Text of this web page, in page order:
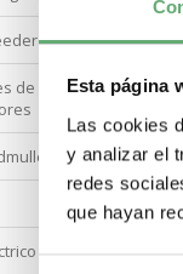
Esta página
Las cookies
y analizar el
redes
que hayan
Meters
de velocidad y
Eaton